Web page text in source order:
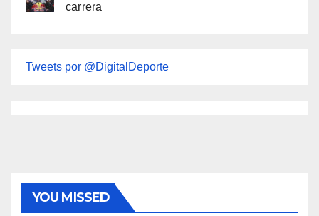
carrera
Tweets por @DigitalDeporte
YOU MISSED